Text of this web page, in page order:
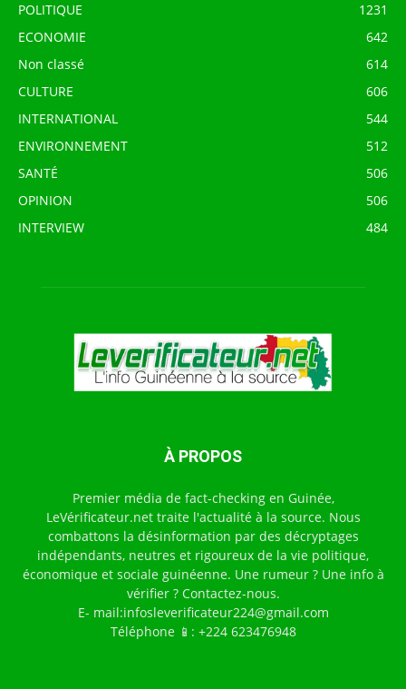
POLITIQUE
1231
ECONOMIE
642
Non classé
614
CULTURE
606
INTERNATIONAL
544
ENVIRONNEMENT
512
SANTÉ
506
OPINION
506
INTERVIEW
484
À PROPOS
Premier média de fact-checking en Guinée,
LeVérificateur.net traite l'actualité à la source. Nous
combattons la désinformation par des décryptages
indépendants, neutres et rigoureux de la vie politique,
économique et sociale guinéenne. Une rumeur ? Une info à
vérifier ? Contactez-nous.
E- mail:infosleverificateur224@gmail.com
Téléphone 📱: +224 623476948